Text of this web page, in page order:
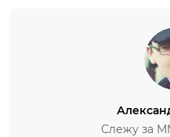
Слежу за